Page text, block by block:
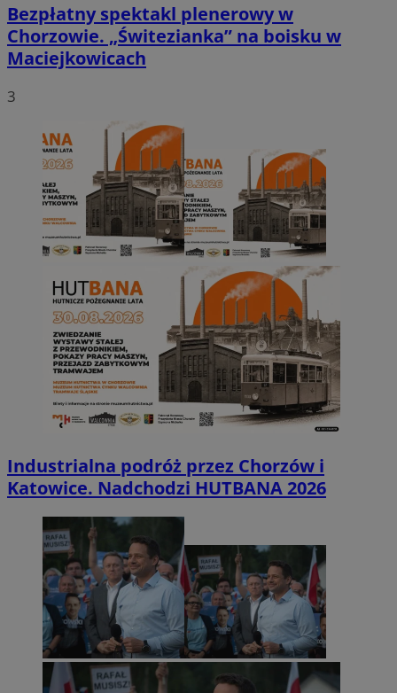
Bezpłatny spektakl plenerowy w
Chorzowie. „Świtezianka” na boisku w
Maciejkowicach
3
Industrialna podróż przez Chorzów i
Katowice. Nadchodzi HUTBANA 2026